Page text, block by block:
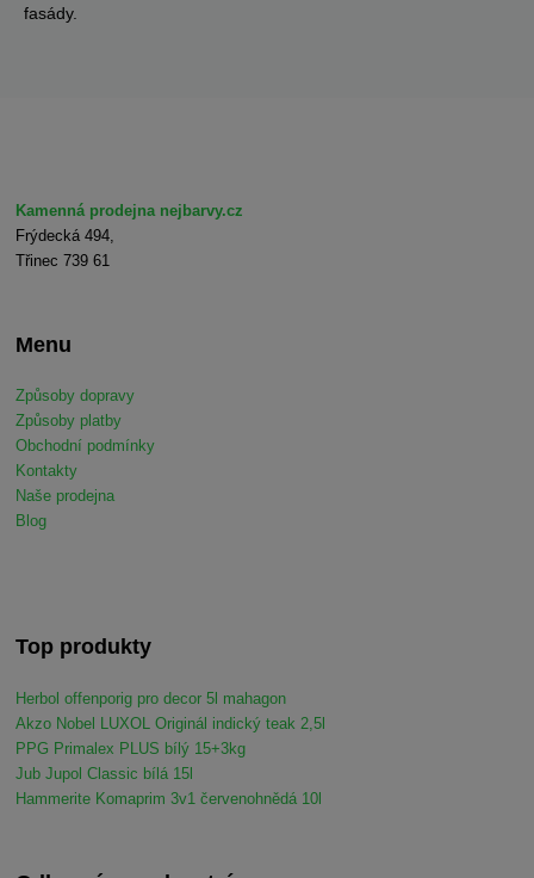
fasády.
Kamenná prodejna nejbarvy.cz
Frýdecká 494,
Třinec 739 61
Menu
Způsoby dopravy
Způsoby platby
Obchodní podmínky
Kontakty
Naše prodejna
Blog
Top produkty
Herbol offenporig pro decor 5l mahagon
Akzo Nobel LUXOL Originál indický teak 2,5l
PPG Primalex PLUS bílý 15+3kg
Jub Jupol Classic bílá 15l
Hammerite Komaprim 3v1 červenohnědá 10l